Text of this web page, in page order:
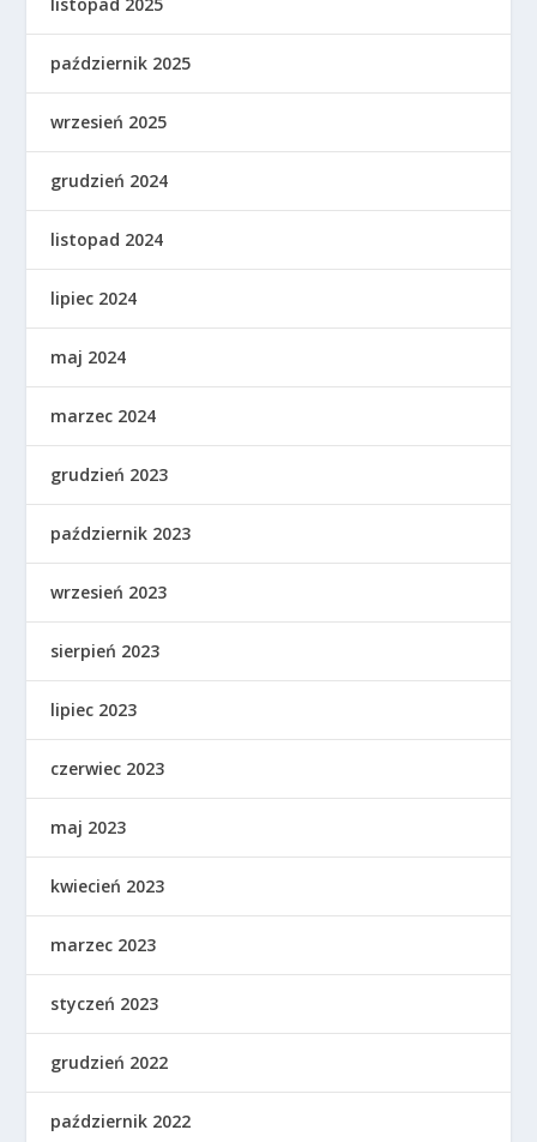
październik 2025
wrzesień 2025
grudzień 2024
listopad 2024
lipiec 2024
maj 2024
marzec 2024
grudzień 2023
październik 2023
wrzesień 2023
sierpień 2023
lipiec 2023
czerwiec 2023
maj 2023
kwiecień 2023
marzec 2023
styczeń 2023
grudzień 2022
październik 2022